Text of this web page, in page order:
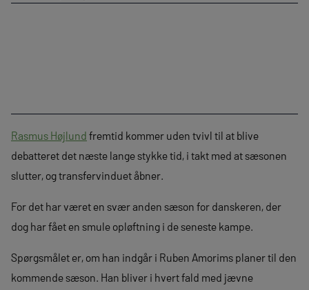
Rasmus Højlund fremtid kommer uden tvivl til at blive
debatteret det næste lange stykke tid, i takt med at sæsonen
slutter, og transfervinduet åbner.
For det har været en svær anden sæson for danskeren, der
dog har fået en smule opløftning i de seneste kampe.
Spørgsmålet er, om han indgår i Ruben Amorims planer til den
kommende sæson. Han bliver i hvert fald med jævne